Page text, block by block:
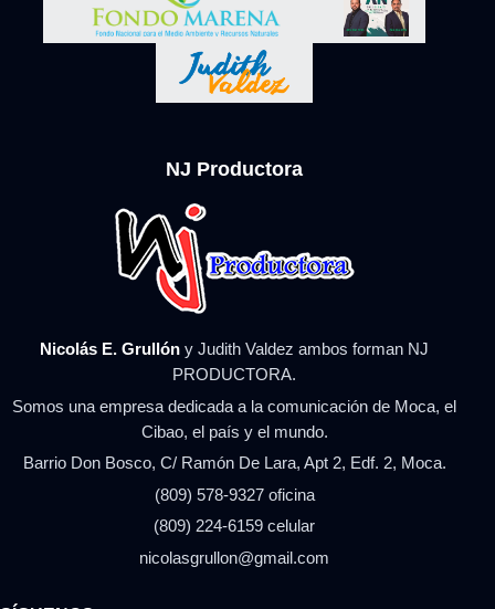
NJ Productora
Nicolás E. Grullón y Judith Valdez ambos forman NJ
PRODUCTORA.
Somos una empresa dedicada a la comunicación de Moca, el
Cibao, el país y el mundo.
Barrio Don Bosco, C/ Ramón De Lara, Apt 2, Edf. 2, Moca.
(809) 578-9327 oficina
(809) 224-6159 celular
nicolasgrullon@gmail.com